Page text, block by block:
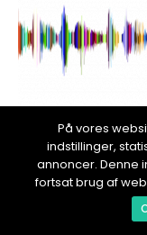
redaktionel
17. January 2024
iPhone ringer
På vores
indstillinger,
annoncer. Denne
fortsat brug af